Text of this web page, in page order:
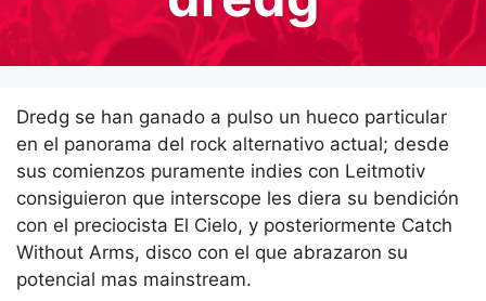
Dredg se han ganado a pulso un hueco particular
en el panorama del rock alternativo actual; desde
sus comienzos puramente indies con Leitmotiv
consiguieron que interscope les diera su bendición
con el preciocista El Cielo, y posteriormente Catch
Without Arms, disco con el que abrazaron su
potencial mas mainstream.